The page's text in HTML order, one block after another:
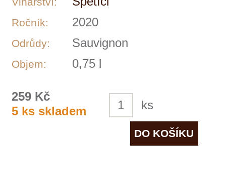
přírodě Jsme malé vinařství z obce
Hnanice na Znojemsku. Vlastníme 1 ha
vinice, trať Knížecí vrch, Hnanice, který
obhospodařujeme v ekologickém režimu.
vína. K doplnění naší nabídky
zpracováváme hrozny z viniční tratě
Fládnická, Hnanice. Naše vína vznikají
přirozeně, s minimálními technologickými
zásahy, kvasí spontánně v dřevěných
sudech a následně zrají na kvasničných
kalech bez přidané síry. Lahvování vín